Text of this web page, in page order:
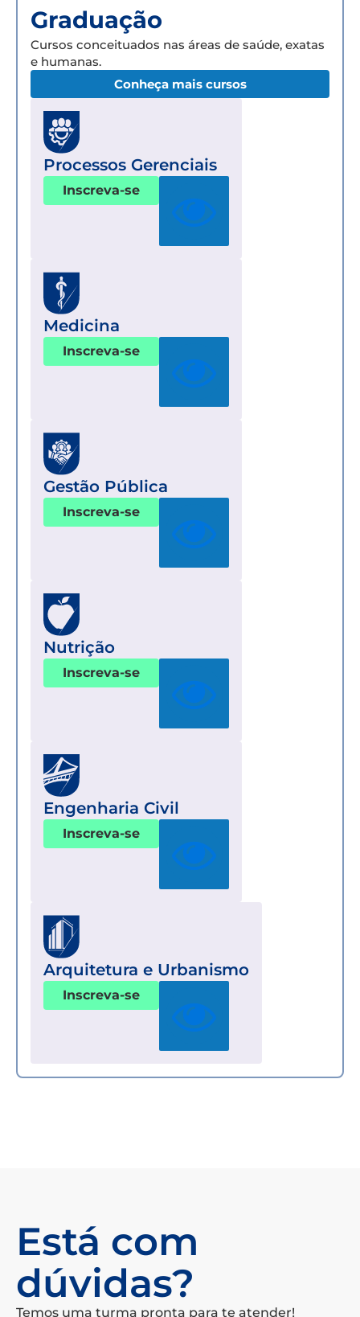
Graduação
Cursos conceituados nas áreas de saúde, exatas
e humanas.
Conheça mais cursos
Processos Gerenciais
Inscreva-se
Medicina
Inscreva-se
Gestão Pública
Inscreva-se
Nutrição
Inscreva-se
Engenharia Civil
Inscreva-se
Arquitetura e Urbanismo
Inscreva-se
Está com
dúvidas?
Temos uma turma pronta para te atender!